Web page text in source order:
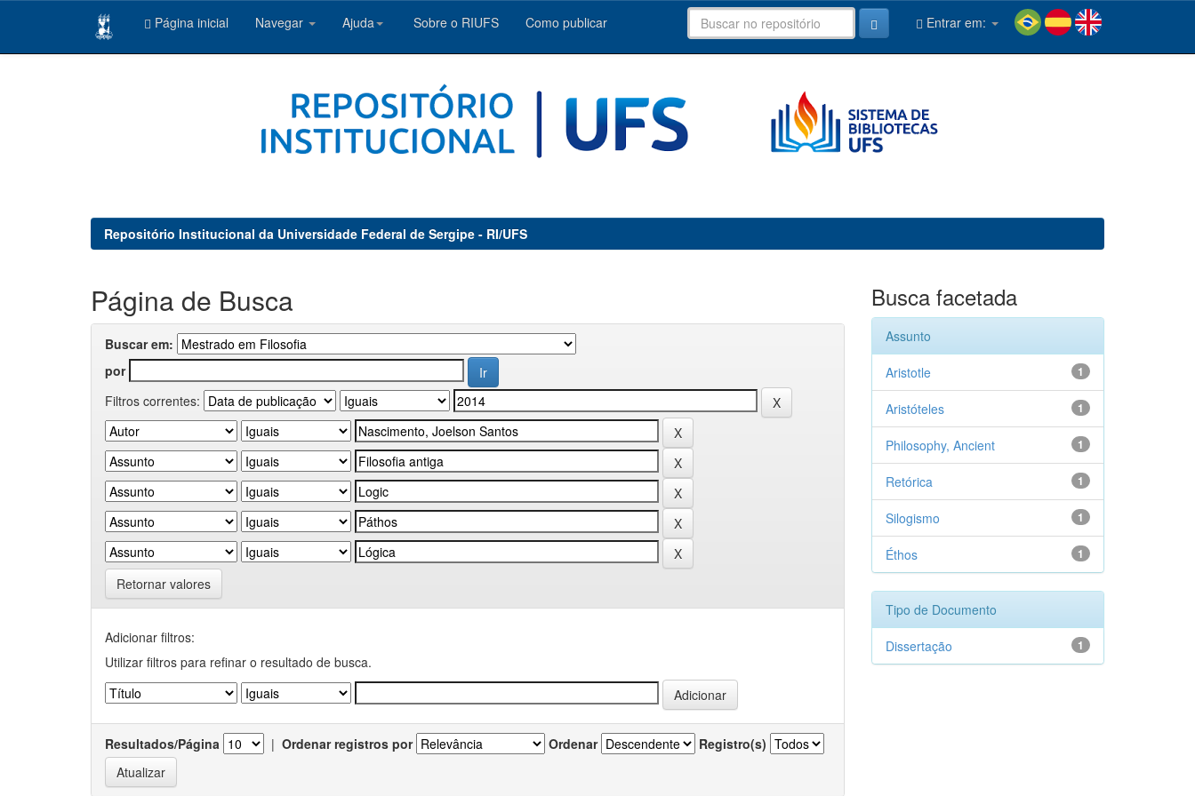
Página inicial Navegar Ajuda Sobre o RIUFS Como publicar Entrar em:
Repositório Institucional da Universidade Federal de Sergipe - RI/UFS
Página de Busca
Buscar em:
por
Filtros correntes:
Retornar valores
Adicionar filtros:
Utilizar filtros para refinar o resultado de busca.
Resultados/Página | Ordenar registros por Ordenar Registro(s)
Busca facetada
Assunto
1
Aristotle
1
Aristóteles
1
Philosophy, Ancient
1
Retórica
1
Silogismo
1
Éthos
Tipo de Documento
1
Dissertação